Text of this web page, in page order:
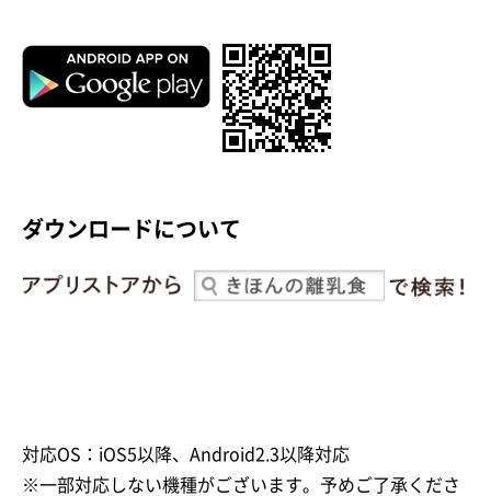
ダウンロードについて
対応OS：iOS5以降、Android2.3以降対応
※一部対応しない機種がございます。予めご了承くださ